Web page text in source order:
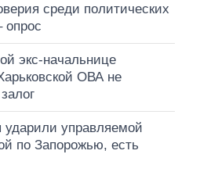
среди политических
опрос
экс-начальнице
ОВА не
ударили управляемой
по Запорожью, есть